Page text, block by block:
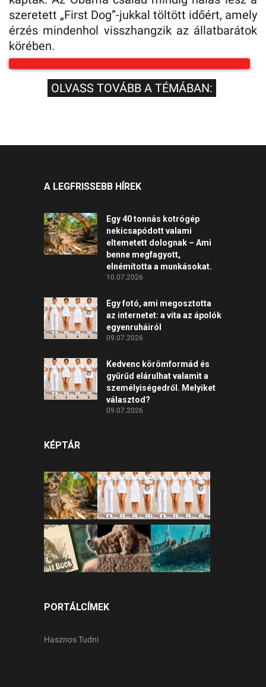
szeretett „First Dog”-jukkal töltött időért, amely
érzés mindenhol visszhangzik az állatbarátok
körében.
OLVASS TOVÁBB A TÉMÁBAN:
A LEGFRISSEBB HÍREK
Egy 40 tonnás kotrógép
nekicsapódott valami
eltemetett dolognak – Ami
benne megfagyott,
elnémította a munkásokat.
10.07.2026
Egy fotó, ami megosztotta
az internetet: a vita az ápolók
egyenruháiról
09.07.2026
Kedvenc körömformád és
gyűrűd elárulhat valamit a
személyiségedről. Melyiket
választod?
09.07.2026
KÉPTÁR
PORTÁLCÍMEK
Hasznos Tudni